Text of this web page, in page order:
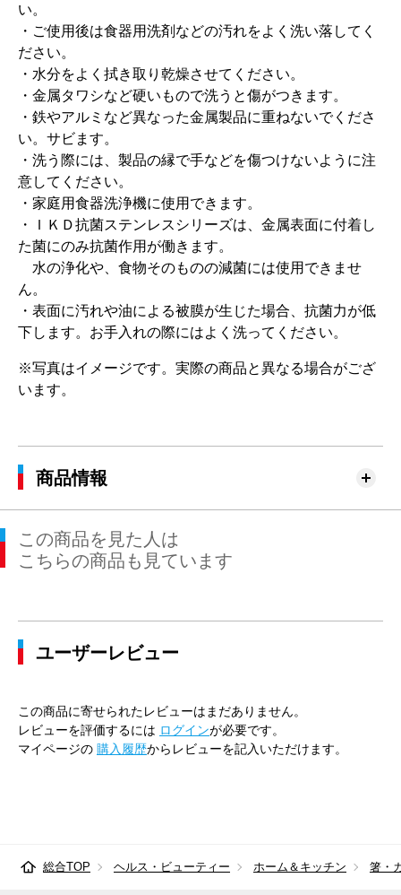
い。
・ご使用後は食器用洗剤などの汚れをよく洗い落してく
ださい。
・水分をよく拭き取り乾燥させてください。
・金属タワシなど硬いもので洗うと傷がつきます。
・鉄やアルミなど異なった金属製品に重ねないでくださ
い。サビます。
・洗う際には、製品の縁で手などを傷つけないように注
意してください。
・家庭用食器洗浄機に使用できます。
・ＩＫＤ抗菌ステンレスシリーズは、金属表面に付着し
た菌にのみ抗菌作用が働きます。
水の浄化や、食物そのものの減菌には使用できませ
ん。
・表面に汚れや油による被膜が生じた場合、抗菌力が低
下します。お手入れの際にはよく洗ってください。
※写真はイメージです。実際の商品と異なる場合がござ
います。
商品情報
この商品を見た人は
こちらの商品も見ています
ユーザーレビュー
この商品に寄せられたレビューはまだありません。
レビューを評価するには ログインが必要です。
マイページの 購入履歴からレビューを記入いただけます。
総合TOP ヘルス・ビューティー ホーム＆キッチン 箸・